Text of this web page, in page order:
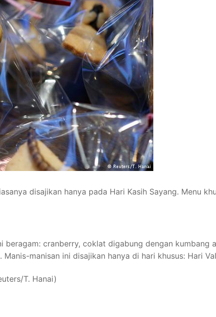
disajikan hanya pada Hari Kasih Sayang. Menu
beragam: cranberry, coklat digabung dengan kumbang
manisan ini disajikan hanya di hari khusus: Hari